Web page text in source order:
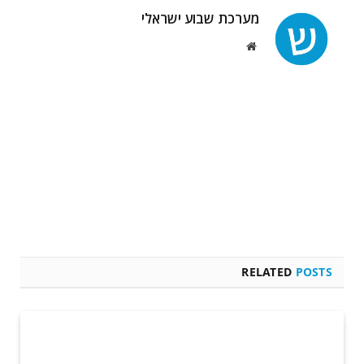
מערכת שבוע ישראלי
Website
RELATED POSTS